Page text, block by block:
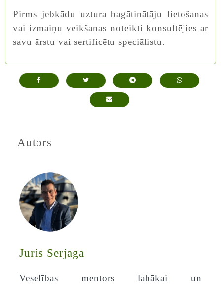
Pirms jebkādu uztura bagātinātāju lietošanas
vai izmaiņu veikšanas noteikti konsultējies ar
savu ārstu vai sertificētu speciālistu.
Autors
Juris Serjaga
Veselības mentors labākai un